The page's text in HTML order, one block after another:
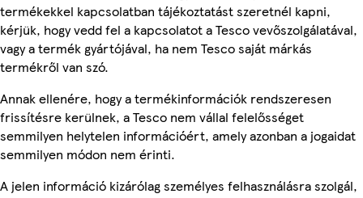
termékekkel kapcsolatban tájékoztatást szeretnél kapni,
kérjük, hogy vedd fel a kapcsolatot a Tesco vevőszolgálatával,
vagy a termék gyártójával, ha nem Tesco saját márkás
termékről van szó.
Annak ellenére, hogy a termékinformációk rendszeresen
frissítésre kerülnek, a Tesco nem vállal felelősséget
semmilyen helytelen információért, amely azonban a jogaidat
semmilyen módon nem érinti.
A jelen információ kizárólag személyes felhasználásra szolgál,